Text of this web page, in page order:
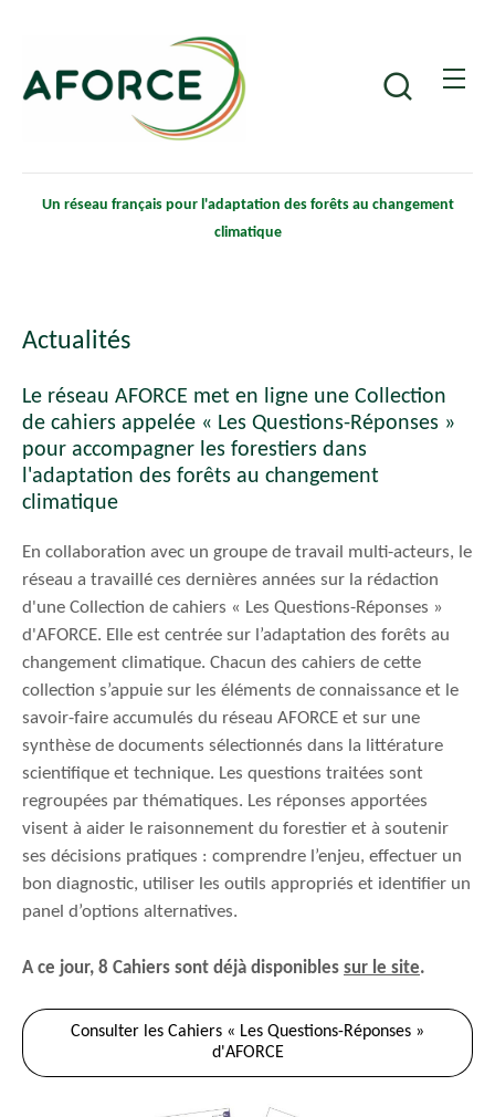
contenu
principal
Un réseau français pour l'adaptation des forêts au changement
climatique
Actualités
Le réseau AFORCE met en ligne une Collection
de cahiers appelée « Les Questions-Réponses »
pour accompagner les forestiers dans
l'adaptation des forêts au changement
climatique
En collaboration avec un groupe de travail multi-acteurs, le
réseau a travaillé ces dernières années sur la rédaction
d'une Collection de cahiers « Les Questions-Réponses »
d'AFORCE. Elle est centrée sur l’adaptation des forêts au
changement climatique. Chacun des cahiers de cette
collection s’appuie sur les éléments de connaissance et le
savoir-faire accumulés du réseau AFORCE et sur une
synthèse de documents sélectionnés dans la littérature
scientifique et technique. Les questions traitées sont
regroupées par thématiques. Les réponses apportées
visent à aider le raisonnement du forestier et à soutenir
ses décisions pratiques : comprendre l’enjeu, effectuer un
bon diagnostic, utiliser les outils appropriés et identifier un
panel d’options alternatives.
A ce jour, 8 Cahiers sont déjà disponibles sur le site.
Consulter les Cahiers « Les Questions-Réponses »
d'AFORCE